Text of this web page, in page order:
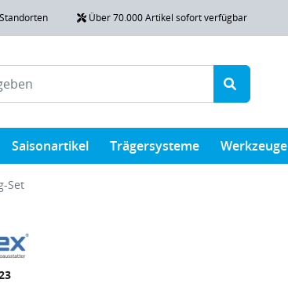
Über 70.000 Artikel sofort verfügbar
Saisonartikel Trägersysteme Werkzeuge
Set